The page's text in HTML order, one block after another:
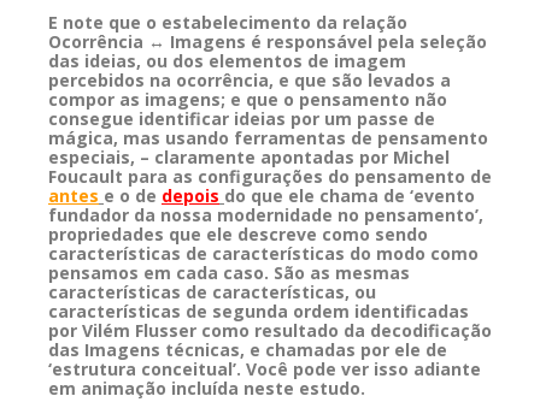
E note que o estabelecimento da relação
Ocorrência ↔ Imagens é responsável pela seleção
das ideias, ou dos elementos de imagem
percebidos na ocorrência, e que são levados a
compor as imagens; e que o pensamento não
consegue identificar ideias por um passe de
mágica, mas usando ferramentas de pensamento
especiais, – claramente apontadas por Michel
Foucault para as configurações do pensamento de
antes e o de depois do que ele chama de ‘evento
fundador da nossa modernidade no pensamento’,
propriedades que ele descreve como sendo
características de características do modo como
pensamos em cada caso. São as mesmas
características de características, ou
características de segunda ordem identificadas
por Vilém Flusser como resultado da decodificação
das Imagens técnicas, e chamadas por ele de
‘estrutura conceitual’. Você pode ver isso adiante
em animação incluída neste estudo.